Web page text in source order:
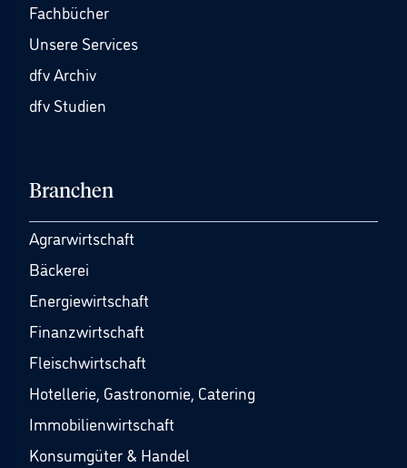
Fachbücher
Unsere Services
dfv Archiv
dfv Studien
Branchen
Agrarwirtschaft
Bäckerei
Energiewirtschaft
Finanzwirtschaft
Fleischwirtschaft
Hotellerie, Gastronomie, Catering
Immobilienwirtschaft
Konsumgüter & Handel